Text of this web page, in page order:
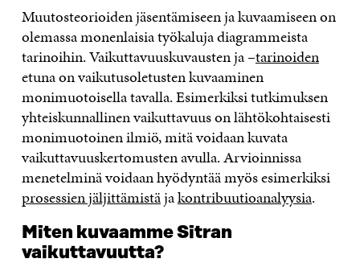
Muutosteorioiden jäsentämiseen ja kuvaamiseen on
olemassa monenlaisia työkaluja diagrammeista
tarinoihin. Vaikuttavuuskuvausten ja –tarinoiden
etuna on vaikutusoletusten kuvaaminen
monimuotoisella tavalla. Esimerkiksi tutkimuksen
yhteiskunnallinen vaikuttavuus on lähtökohtaisesti
monimuotoinen ilmiö, mitä voidaan kuvata
vaikuttavuuskertomusten avulla. Arvioinnissa
menetelminä voidaan hyödyntää myös esimerkiksi
prosessien jäljittämistäjakontribuutioanalyysia.
Miten kuvaamme Sitran
vaikuttavuutta?